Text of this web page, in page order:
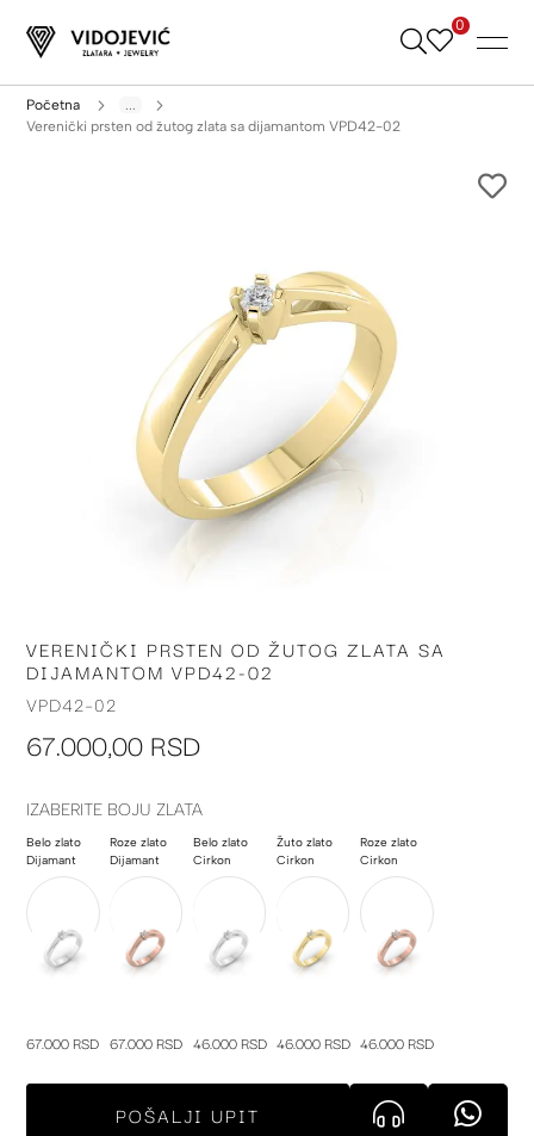
Skip
0
Početna
...
Verenički prsten od žutog zlata sa dijamantom VPD42-02
Skip
to
the
of
gallery
VERENIČKI PRSTEN OD ŽUTOG ZLATA SA
DIJAMANTOM VPD42-02
VPD42-02
67.000,00 RSD
IZABERITE BOJU ZLATA
Belo zlato
Dijamant
67.000 RSD
Roze zlato
Dijamant
67.000 RSD
Belo zlato
Cirkon
46.000 RSD
Žuto zlato
Cirkon
46.000 RSD
Roze zlato
Cirkon
46.000 RSD
POŠALJI UPIT